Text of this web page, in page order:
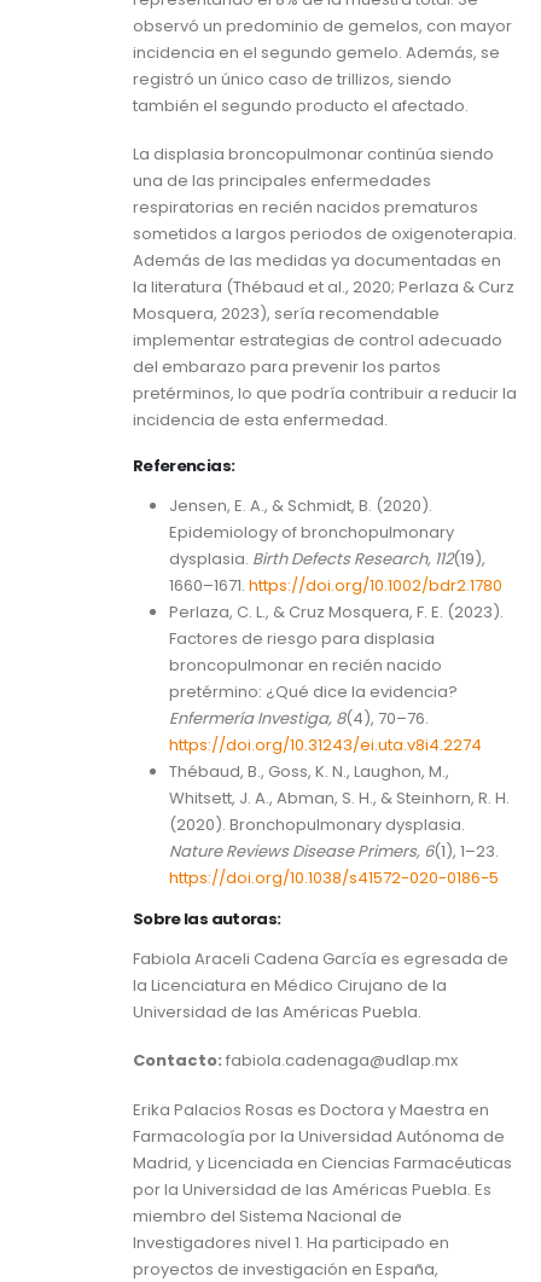
observó un predominio de gemelos, con mayor
incidencia en el segundo gemelo. Además, se
registró un único caso de trillizos, siendo
también el segundo producto el afectado.
La displasia broncopulmonar continúa siendo
una de las principales enfermedades
respiratorias en recién nacidos prematuros
sometidos a largos periodos de oxigenoterapia.
Además de las medidas ya documentadas en
la literatura (Thébaud et al., 2020; Perlaza & Curz
Mosquera, 2023), sería recomendable
implementar estrategias de control adecuado
del embarazo para prevenir los partos
pretérminos, lo que podría contribuir a reducir la
incidencia de esta enfermedad.
Referencias:
Jensen, E. A., & Schmidt, B. (2020).
Epidemiology of bronchopulmonary
dysplasia. Birth Defects Research, 112(19),
1660–1671. https://doi.org/10.1002/bdr2.1780
Perlaza, C. L., & Cruz Mosquera, F. E. (2023).
Factores de riesgo para displasia
broncopulmonar en recién nacido
pretérmino: ¿Qué dice la evidencia?
Enfermería Investiga, 8(4), 70–76.
https://doi.org/10.31243/ei.uta.v8i4.2274
Thébaud, B., Goss, K. N., Laughon, M.,
Whitsett, J. A., Abman, S. H., & Steinhorn, R. H.
(2020). Bronchopulmonary dysplasia.
Nature Reviews Disease Primers, 6(1), 1–23.
https://doi.org/10.1038/s41572-020-0186-5
Sobre las autoras:
Fabiola Araceli Cadena García es egresada de
la Licenciatura en Médico Cirujano de la
Universidad de las Américas Puebla.
Contacto: fabiola.cadenaga@udlap.mx
Erika Palacios Rosas es Doctora y Maestra en
Farmacología por la Universidad Autónoma de
Madrid, y Licenciada en Ciencias Farmacéuticas
por la Universidad de las Américas Puebla. Es
miembro del Sistema Nacional de
Investigadores nivel 1. Ha participado en
proyectos de investigación en España,